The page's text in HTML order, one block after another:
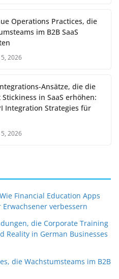
Operations Practices, die
im B2B SaaS
2026
Ansätze, die die
in SaaS erhöhen:
Integration Strategies für
2026
Financial Education Apps
verbessern
die Corporate Training
Reality in German Businesses
die Wachstumsteams im B2B